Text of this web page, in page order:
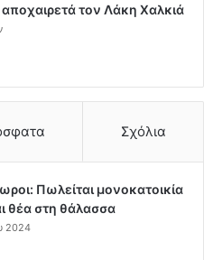
τον Λάκη Χαλκιά
Σχόλια
Πωλείται μονοκατοικία
θέα στη θάλασσα
2024